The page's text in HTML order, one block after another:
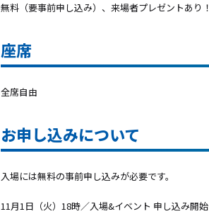
無料（要事前申し込み）、 来場者プレゼントあり ！
座席
全席自由
お申し込みについて
入場には無料の事前申し込みが必要です。
11月1日（火）18時／入場&イベント 申し込み開始